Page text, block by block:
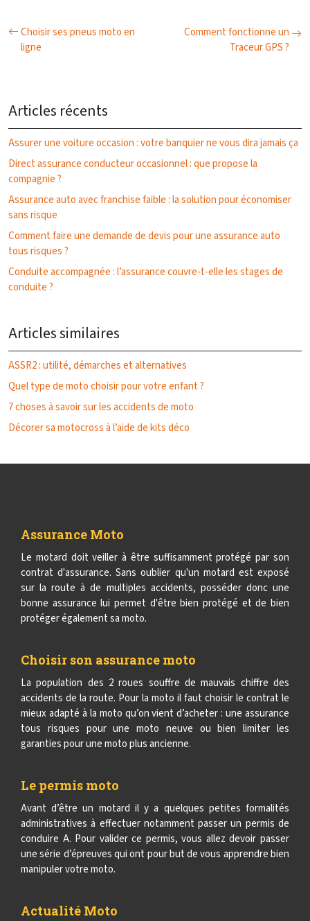
Choisir ses pneus moto en
ligne
Comment fonctionne un
Traceur GPS ?
Articles récents
Assurer une voiture occasion : votre banquier ne vous dira jamais ça
Direct assurance conducteur occasionnel : que propose la
compagnie ?
Assurance auto avec franchise faible : la solution pour économiser
sans risque
Comment faire une demande de devis pour une assurance auto
tous risques ?
Conduite accompagnée : l’assurance couvre-t-elle les stages de
conduite ?
Articles similaires
ASSR2 : utilité, démarches et alternatives
Quel type de moto choisir pour votre enfant ?
7 choses à savoir sur les accidents de moto
Décorer sa motocross à l’aide de kits déco
Assurance Moto
Le motard doit veiller à être suffisamment protégé par son
contrat d'assurance. Sans oublier qu'un motard est exposé
sur la route à de multiples accidents, posséder donc une
bonne assurance lui permet d'être bien protégé et de bien
protéger également sa moto.
Choisir son assurance moto
La population des 2 roues souffre de mauvais chiffre des
accidents de la route. Pour la moto il faut choisir le contrat le
mieux adapté à la moto qu’on vient d’acheter : une assurance
tous risques pour une moto neuve ou bien limiter les
garanties pour une moto plus ancienne.
Le permis moto
Avant d’être un motard il y a quelques petites formalités
administratives à effectuer notamment passer un permis de
conduire A. Pour valider ce permis, vous allez devoir passer
une série d’épreuves qui ont pour but de vous apprendre bien
manipuler votre moto.
Actualité Moto